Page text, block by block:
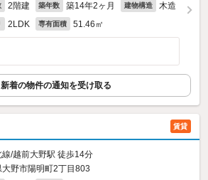
2階建 築年数 築14年2ヶ月 建物構造 木造
2LDK 専有面積 51.46㎡
新着の物件の通知を受け取る
賃貸
線/越前大野駅 徒歩14分
大野市陽明町2丁目803